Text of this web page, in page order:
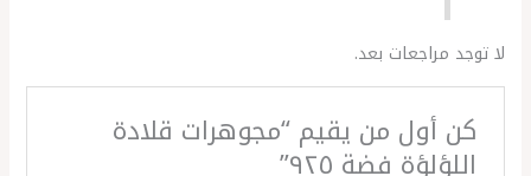
لا توجد مراجعات بعد.
كن أول من يقيم “مجوهرات قلادة
اللؤلؤة فضة ٩٢٥”